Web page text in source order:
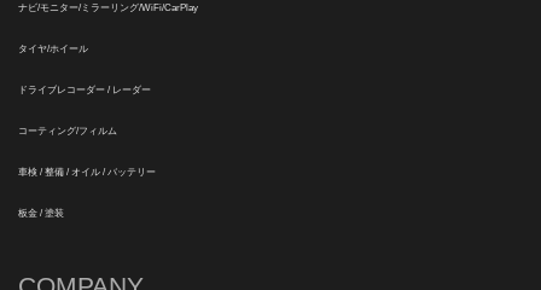
ナビ/モニター/ミラーリング/WiFi/CarPlay
タイヤ/ホイール
ドライブレコーダー / レーダー
コーティング/フィルム
車検 / 整備 / オイル / バッテリー
板金 / 塗装